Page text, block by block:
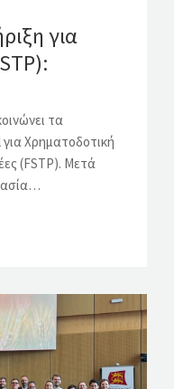
για
τα
Χρηματοδοτική
(FSTP). Μετά